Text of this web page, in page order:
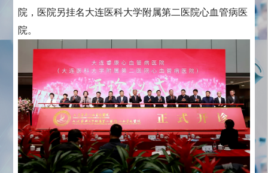
院，医院另挂名大连医科大学附属第二医院心血管病医
院。